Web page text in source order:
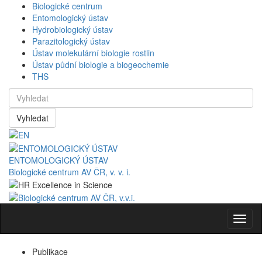
Biologické centrum
Entomologický ústav
Hydrobiologický ústav
Parazitologický ústav
Ústav molekulární biologie rostlin
Ústav půdní biologie a biogeochemie
THS
Vyhledat
ENTOMOLOGICKÝ ÚSTAV
Biologické centrum AV ČR, v. v. i.
Publikace